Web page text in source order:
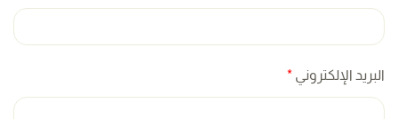
البريد الإلكتروني *